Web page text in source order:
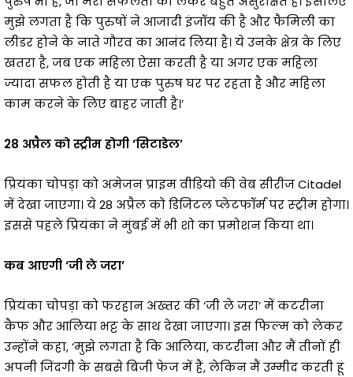
मुझे लगता है कि पुरुषों ने आजादी इंजॉय की है और फैमिली का
लीडर होने के नाते गौरव का आनंद लिया है। ये उनके क्षेत्र के लिए
खतरा है, जब एक महिला ऐसा करती है या अगर एक महिला
ज्यादा सफल होती है या एक पुरुष घर पर रहता है और महिला
काम करने के लिए बाहर जाती है।’
28 अप्रैल को स्ट्रीम होगी ‘सिटाडेल’
प्रियंका चोपड़ा को अमेजन प्राइम वीडियो की वेब सीरीज Citadel
में देखा जाएगा। ये 28 अप्रैल को डिजिटल प्लेटफॉर्म पर स्ट्रीम होगा।
इससे पहले प्रियंका ने मुंबई में भी शो का प्रमोशन किया था।
कब आएगी ‘जी ले जरा’
प्रियंका चोपड़ा को फरहान अख्तर की ‘जी ले जरा’ में कटरीना
कैफ और आलिया भट्ट के साथ देखा जाएगा। इस फिल्म को लेकर
उन्होंने कहा, ‘मुझे लगता है कि आलिया, कटरीना और मैं तीनों ही
अपनी जिंदगी के सबसे बिजी फेज में हैं, लेकिन मैं उम्मीद करती हूं